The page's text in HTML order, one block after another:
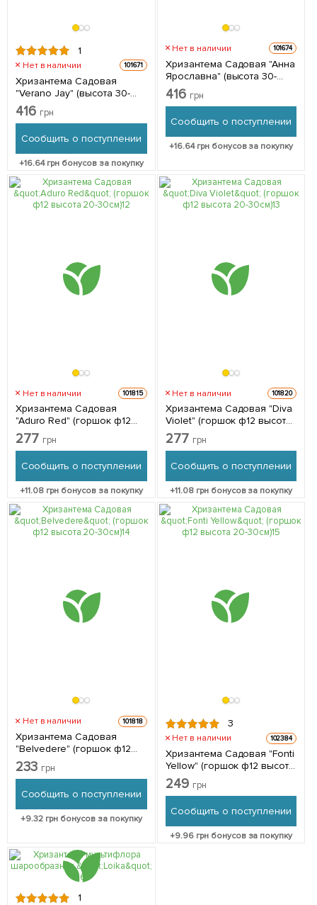
1
Нет в наличии 101671
Хризантема Садовая
"Verano Jay" (высота 30-
50см) 1 саженец в
упаковке
416 грн
Сообщить о поступлении
+16.64грн бонусов за покупку
Нет в наличии 101674
Хризантема Садовая "Анна
Ярославна" (высота 30-
50см) 1 саженец в
упаковке
416 грн
Сообщить о поступлении
+16.64грн бонусов за покупку
Нет в наличии 101815
Хризантема Садовая
"Aduro Red" (горшок ф12
высота 20-30см) 1 саженец
в упаковке
277 грн
Сообщить о поступлении
+11.08грн бонусов за покупку
Нет в наличии 101820
Хризантема Садовая "Diva
Violet" (горшок ф12 высота
20-30см) 1 саженец в
упаковке
277 грн
Сообщить о поступлении
+11.08грн бонусов за покупку
Нет в наличии 101818
Хризантема Садовая
"Belvedere" (горшок ф12
высота 20-30см) 1 саженец
в упаковке
233 грн
Сообщить о поступлении
+9.32 грн бонусов за покупку
3
Нет в наличии 102384
Хризантема Садовая "Fonti
Yellow" (горшок ф12 высота
20-30см) 1 саженец в
упаковке
249 грн
Сообщить о поступлении
+9.96грн бонусов за покупку
1